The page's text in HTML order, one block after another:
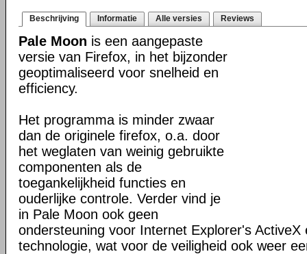
Beschrijving Informatie Alle versies Reviews
Pale Moon is een aangepaste
versie van Firefox, in het bijzonder
geoptimaliseerd voor snelheid en
efficiency.
Het programma is minder zwaar
dan de originele firefox, o.a. door
het weglaten van weinig gebruikte
componenten als de
toegankelijkheid functies en
ouderlijke controle. Verder vind je
in Pale Moon ook geen
ondersteuning voor Internet Explorer's ActiveX
technologie, wat voor de veiligheid ook weer